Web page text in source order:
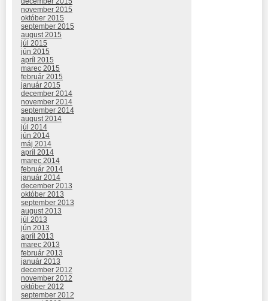
november 2015
október 2015
september 2015
august 2015
júl 2015
jún 2015
apríl 2015
marec 2015
február 2015
január 2015
december 2014
november 2014
september 2014
august 2014
júl 2014
jún 2014
máj 2014
apríl 2014
marec 2014
február 2014
január 2014
december 2013
október 2013
september 2013
august 2013
júl 2013
jún 2013
apríl 2013
marec 2013
február 2013
január 2013
december 2012
november 2012
október 2012
september 2012